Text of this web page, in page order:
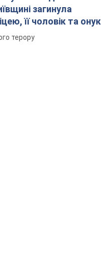
загинула
її чоловік та онук
терору